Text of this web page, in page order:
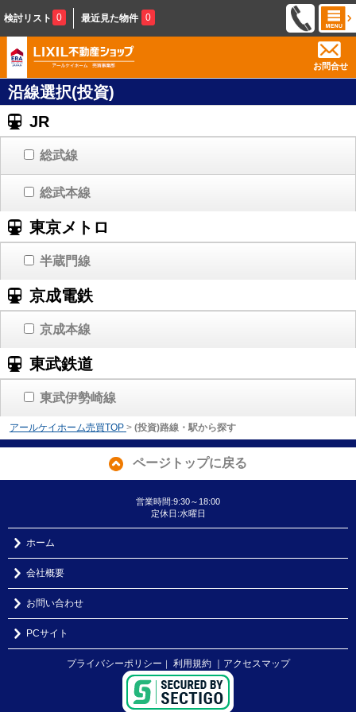
検討リスト 0 最近見た物件 0
お問合せ
沿線選択(投資)
JR
総武線
総武本線
東京メトロ
半蔵門線
京成電鉄
京成本線
東武鉄道
東武伊勢崎線
アールケイホーム売買TOP > (投資)路線・駅から探す
ページトップに戻る
営業時間:9:30～18:00
定休日:水曜日
ホーム
会社概要
お問い合わせ
PCサイト
プライバシーポリシー ｜ 利用規約 ｜アクセスマップ